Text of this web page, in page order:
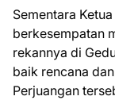
Sementara
berkesempatan
rekannya di
baik rencana
Perjuangan